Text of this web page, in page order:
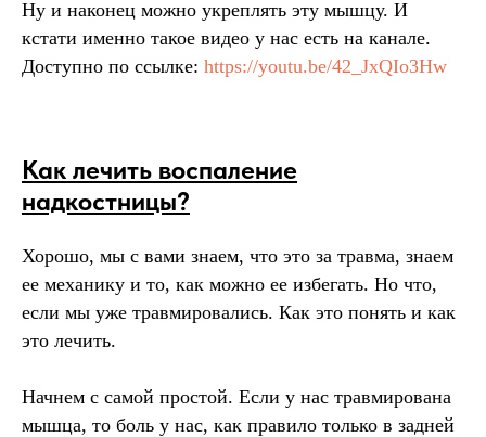
Ну и наконец можно укреплять эту мышцу. И
кстати именно такое видео у нас есть на канале.
Доступно по ссылке: https://youtu.be/42_JxQIo3Hw
Как лечить воспаление
надкостницы?
Хорошо, мы с вами знаем, что это за травма, знаем
ее механику и то, как можно ее избегать. Но что,
если мы уже травмировались. Как это понять и как
это лечить.
Начнем с самой простой. Если у нас травмирована
мышца, то боль у нас, как правило только в задней